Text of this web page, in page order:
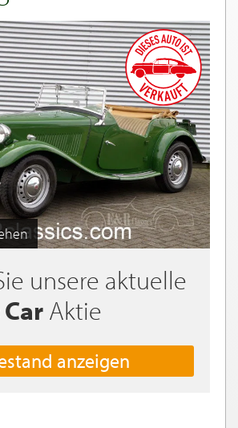
unsere aktuelle
Aktie
anzeigen